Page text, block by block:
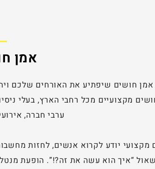
אמן
חושים שיפתיע את האורחים שלכם
מקצועיים מכל רחבי הארץ, בעלי
ערבי חברה,
מקצועי יודע לקרוא אנשים, לחזות
“איך הוא עשה את זה?!”. הופעת